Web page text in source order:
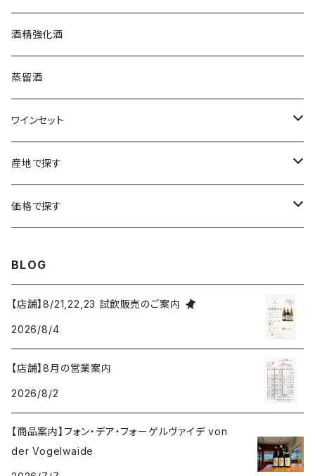
クロード・カザル
ジェローム・ルフェーヴル
シャルトーニュ・タイエ
シャルル・エドシック
ジャン・ラルマン
ドゥラモット
ロワール
コトーシャンプノワ
ジュラ・サヴォワ
ニュージーランド
南アフリカ
チリ
スロヴァキア
オーストリア
オレゴン州
ワシントン州
カリフォルニア州
シュッド・ウエスト
ロワール
ジュラ・サヴォワ
シャンパーニュ
プロヴァンス
オーストラリア
ニュージーランド
南アフリカ
チリ
アメリカ
ワシントン州
カリフォルニア州
フランス
ソーテルヌ
酒精強化酒
蒸留酒
ワインセット
福袋
シャンパーニュセット
産地で探す
アメリカ
ワシントン州
カリフォルニア州
スロヴァキア
価格で探す
5,000円～6,999円
7,000円～9,999円
BLOG
【店舗】8/21,22,23 試飲販売のご案内
2026/8/4
【店舗】8月の営業案内
2026/8/2
【商品案内】フォン・デア・フォーゲルヴァイデ von
der Vogelwaide